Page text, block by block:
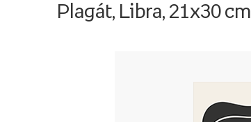
Plagát, Libra, 21x30 cm